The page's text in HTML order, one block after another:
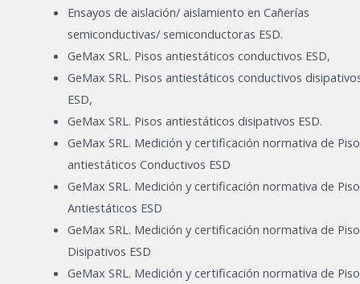
Ensayos de aislación/ aislamiento en Cañerías
semiconductivas/ semiconductoras ESD.
GeMax SRL. Pisos antiestáticos conductivos ESD,
GeMax SRL. Pisos antiestáticos conductivos
ESD,
GeMax SRL. Pisos antiestáticos disipativos ESD.
GeMax SRL. Medición y certificación normativa de
antiestáticos Conductivos ESD
GeMax SRL. Medición y certificación normativa de
Antiestáticos ESD
GeMax SRL. Medición y certificación normativa de
Disipativos ESD
GeMax SRL. Medición y certificación normativa de